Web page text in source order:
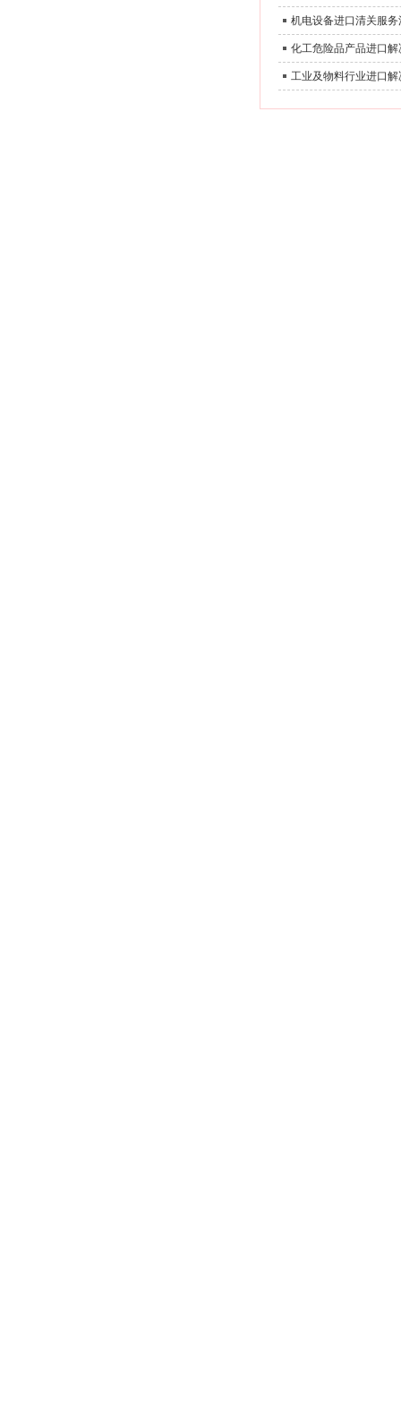
机电设备进口清关服务
化工危险品产品进口解
工业及物料行业进口解